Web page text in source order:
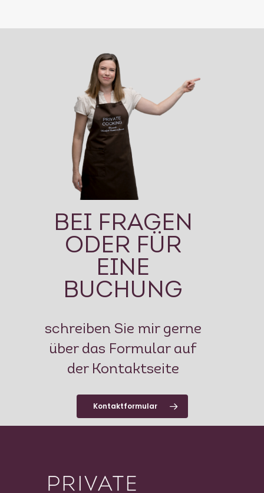
BEI FRAGEN
ODER FÜR
EINE
BUCHUNG
schreiben Sie mir gerne
über das Formular auf
der Kontaktseite
Kontaktformular